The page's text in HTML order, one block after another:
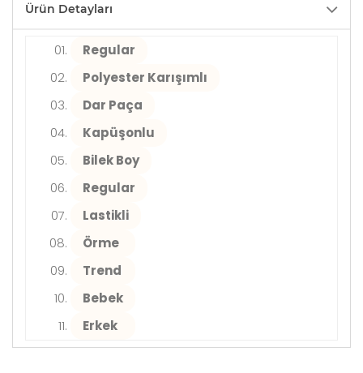
Ürün Detayları
Regular
Polyester Karışımlı
Dar Paça
Kapüşonlu
Bilek Boy
Regular
Lastikli
Örme
Trend
Bebek
Erkek